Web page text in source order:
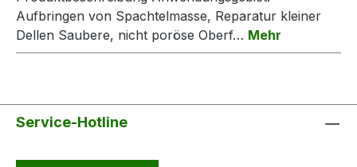
Aufbringen von Spachtelmasse, Reparatur kleiner
Dellen Saubere, nicht poröse Oberf… Mehr
Service-Hotline